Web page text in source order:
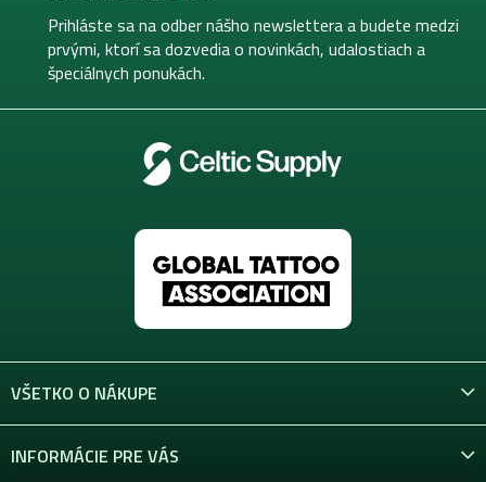
Prihláste sa na odber nášho newslettera a budete medzi
prvými, ktorí sa dozvedia o novinkách, udalostiach a
špeciálnych ponukách.
VŠETKO O NÁKUPE
INFORMÁCIE PRE VÁS